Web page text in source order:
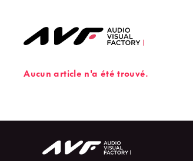
Aucun article n'a été trouvé.